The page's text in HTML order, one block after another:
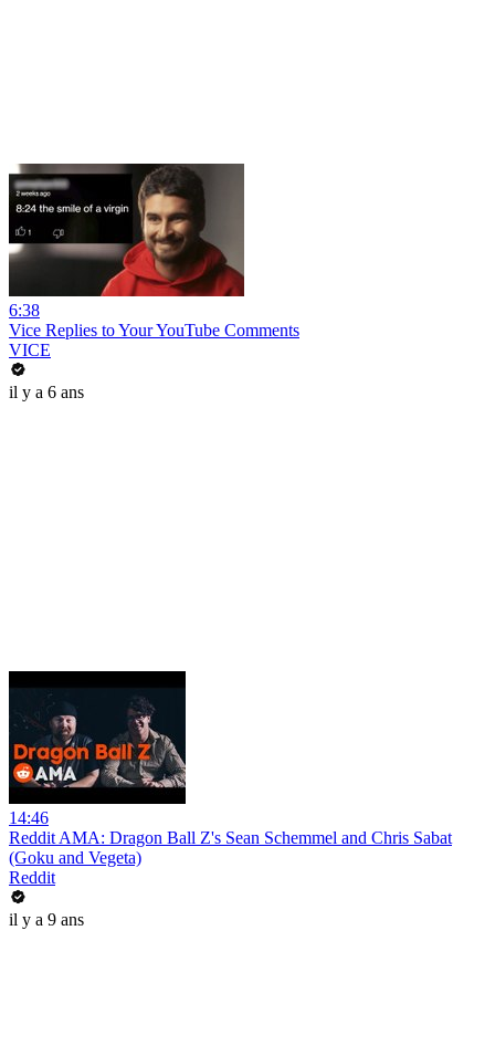
6:38
Vice Replies to Your YouTube Comments
VICE
il y a 6 ans
14:46
Reddit AMA: Dragon Ball Z's Sean Schemmel and Chris Sabat
(Goku and Vegeta)
Reddit
il y a 9 ans